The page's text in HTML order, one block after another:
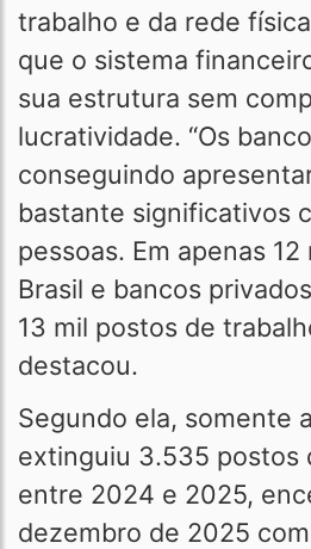
trabalho e da rede
que o sistema
sua estrutura sem
lucratividade. “Os
conseguindo
bastante significativos
pessoas. Em apenas
Brasil e bancos
13 mil postos de
destacou.
Segundo ela, somente
extinguiu 3.535 postos
entre 2024 e 2025,
dezembro de 2025